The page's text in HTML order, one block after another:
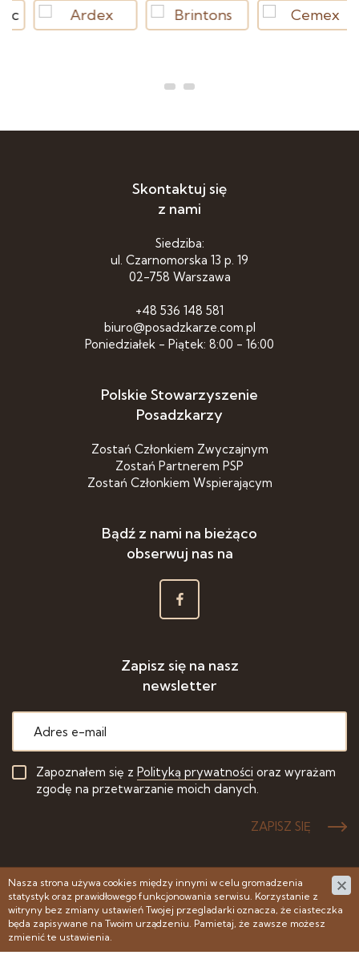
Skontaktuj się
z nami
Siedziba:
ul. Czarnomorska 13 p. 19
02-758 Warszawa
+48 536 148 581
biuro@posadzkarze.com.pl
Poniedziałek - Piątek: 8:00 - 16:00
Polskie Stowarzyszenie
Posadzkarzy
Zostań Członkiem Zwyczajnym
Zostań Partnerem PSP
Zostań Członkiem Wspierającym
Bądź z nami na bieżąco
obserwuj nas na
Zapisz się na nasz
newsletter
Zapoznałem się z Polityką prywatności oraz wyrażam
zgodę na przetwarzanie moich danych.
ZAPISZ SIĘ
© 2007 - 2022 PSP - Polskie Stowarzyszenie Posadzkarzy -
Wszelkie prawa zastrzeżone
Projekt & cms:
Nasza strona używa cookies między innymi w celu gromadzenia
statystyk oraz prawidłowego funkcjonowania serwisu. Korzystanie z
witryny bez zmiany ustawień Twojej przegladarki oznacza, że ciasteczka
będa zapisywane na Twoim urządzeniu. Pamietaj, że zawsze możesz
zmienić te ustawienia.